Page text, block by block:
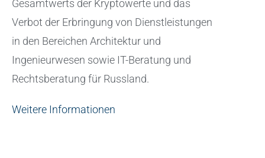
Gesamtwerts der Kryptowerte und das
Verbot der Erbringung von Dienstleistungen
in den Bereichen Architektur und
Ingenieurwesen sowie IT-Beratung und
Rechtsberatung für Russland.
Weitere Informationen